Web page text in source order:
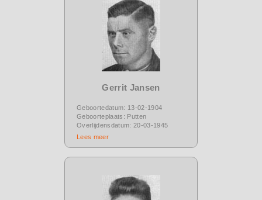
Gerrit Jansen
Geboortedatum: 13-02-1904
Geboorteplaats: Putten
Overlijdensdatum: 20-03-1945
Lees meer